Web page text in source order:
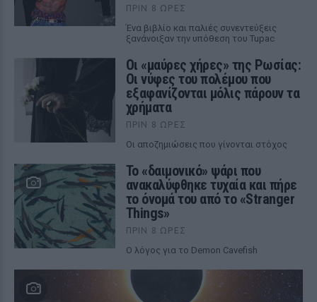
ΠΡΙΝ 8 ΏΡΕΣ
Ένα βιβλίο και παλιές συνεντεύξεις
ξανάνοιξαν την υπόθεση του Tupac
Οι «μαύρες χήρες» της Ρωσίας:
Οι νύφες του πολέμου που
εξαφανίζονται μόλις πάρουν τα
χρήματα
ΠΡΙΝ 8 ΏΡΕΣ
Οι αποζημιώσεις που γίνονται στόχος
Το «δαιμονικό» ψάρι που
ανακαλύφθηκε τυχαία και πήρε
το όνομά του από το «Stranger
Things»
ΠΡΙΝ 8 ΏΡΕΣ
Ο λόγος για το Demon Cavefish